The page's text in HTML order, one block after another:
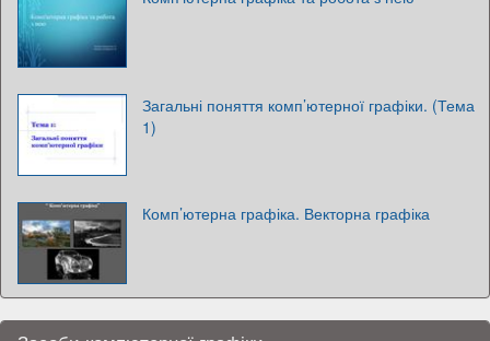
Загальні поняття комп’ютерної графіки. (Тема
1)
Комп’ютерна графіка. Векторна графіка